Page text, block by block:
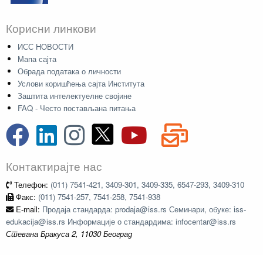
Корисни линкови
ИСС НОВОСТИ
Мапа сајта
Обрада података о личности
Услови коришћења сајта Института
Заштита интелектуелне својине
FAQ - Често постављана питања
Контактирајте нас
Телефон: (011) 7541-421, 3409-301, 3409-335, 6547-293, 3409-310
Факс: (011) 7541-257, 7541-258, 7541-938
E-mail: Продаја стандарда: prodaja@iss.rs Семинари, обуке: iss-
edukacija@iss.rs Информације о стандардима: infocentar@iss.rs
Стевана Бракуса 2, 11030 Београд